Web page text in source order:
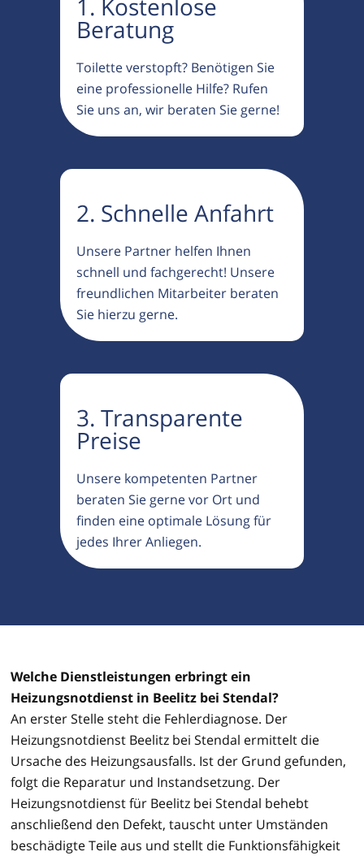
Beratung
Toilette verstopft? Benötigen Sie
eine professionelle Hilfe? Rufen
Sie uns an, wir beraten Sie gerne!
2. Schnelle Anfahrt
Unsere Partner helfen Ihnen
schnell und fachgerecht! Unsere
freundlichen Mitarbeiter beraten
Sie hierzu gerne.
3. Transparente
Preise
Unsere kompetenten Partner
beraten Sie gerne vor Ort und
finden eine optimale Lösung für
jedes Ihrer Anliegen.
Welche Dienstleistungen erbringt ein
Heizungsnotdienst in Beelitz bei Stendal?
An erster Stelle steht die Fehlerdiagnose. Der
Heizungsnotdienst Beelitz bei Stendal ermittelt die
Ursache des Heizungsausfalls. Ist der Grund gefunden,
folgt die Reparatur und Instandsetzung. Der
Heizungsnotdienst für Beelitz bei Stendal behebt
anschließend den Defekt, tauscht unter Umständen
beschädigte Teile aus und stellt die Funktionsfähigkeit